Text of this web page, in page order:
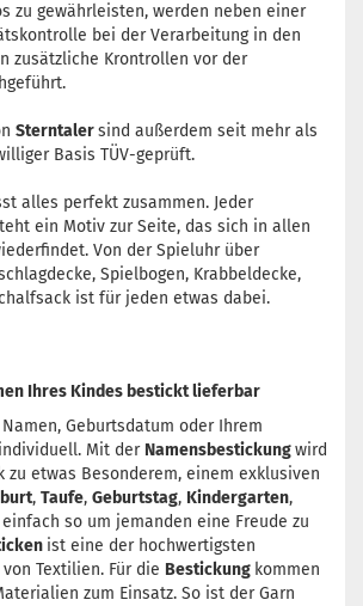
zu gewährleisten, werden neben einer
bei der Verarbeitung in den
zusätzliche Krontrollen vor der
Sterntalersind außerdem seit mehr als
Basis TÜV-geprüft.
alles perfekt zusammen. Jeder
ein Motiv zur Seite, das sich in allen
Von der Spieluhr über
Spielbogen, Krabbeldecke,
ist für jeden etwas dabei.
Ihres Kindes bestickt lieferbar
Geburtsdatum oder Ihrem
Mit der Namensbestickungwird
zu etwas Besonderem, einem exklusiven
, Taufe, Geburtstag, Kindergarten,
so um jemanden eine Freude zu
ist eine der hochwertigsten
Textilien. Für die Bestickung kommen
zum Einsatz. So ist der Garn